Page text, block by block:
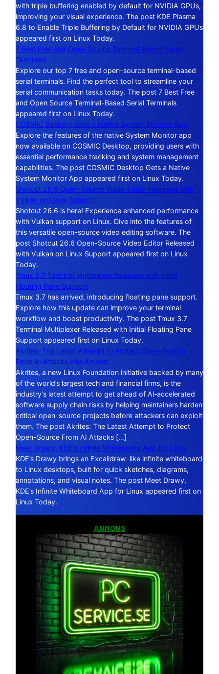
with triple buffering enabled by default for NVIDIA GPUs,
improving your visual experience. The post KDE Plasma
6.8 to Enable Triple Buffering by Default for NVIDIA GPUs
appeared first on Linux Today.
7 Best Free and Open Source Terminal-Based Serial
Terminals
Explore our top 7 free and open-source terminal-based
serial terminals. Find the perfect tool to streamline your
serial communication tasks today. The post 7 Best Free
and Open Source Terminal-Based Serial Terminals
appeared first on Linux Today.
COSMIC Desktop Gets a Native System Monitor App
Explore the features of the native System Monitor app
now available on COSMIC Desktop, providing users with
essential performance tracking and system management
capabilities. The post COSMIC Desktop Gets a Native
System Monitor App appeared first on Linux Today.
Shotcut 26.6 Open-Source Video Editor Released with
Vulkan on Linux Support
Shotcut 26.6 is here! Experience enhanced performance
with Vulkan support on Linux. Dive into the features of
this versatile open-source video editing software. The
post Shotcut 26.6 Open-Source Video Editor Released
with Vulkan on Linux Support appeared first on Linux
Today.
Tmux 3.7 Terminal Multiplexer Released with Initial
Floating Pane Support
Tmux 3.7 has arrived, introducing floating pane support.
Explore how this update can improve your terminal
workflow and boost productivity. The post Tmux 3.7
Terminal Multiplexer Released with Initial Floating Pane
Support appeared first on Linux Today.
Akrites: The Latest Attempt to Protect Open-Source
From AI Attacks Has Arrived
Akrites, a new Linux Foundation initiative backed by many
of the world’s largest tech and financial firms, is the
industry’s latest attempt to get ahead of AI‑accelerated
software supply chain risks by helping maintainers harden
critical open-source projects before attackers can exploit
them. The post Akrites: The Latest Attempt to Protect
Open-Source From AI Attacks […]
Meet Drawy, KDE’s Infinite Whiteboard App for Linux
KDE’s Drawy brings an Excalidraw-like infinite whiteboard
to Linux desktops, built for quick sketches, diagrams,
annotations, and visual notes. The post Meet Drawy,
KDE’s Infinite Whiteboard App for Linux appeared first on
Linux Today.
ANNONS